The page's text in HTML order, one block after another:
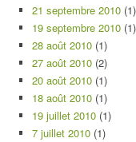
21 septembre 2010 (1)
19 septembre 2010 (1)
28 août 2010 (1)
27 août 2010 (2)
20 août 2010 (1)
18 août 2010 (1)
19 juillet 2010 (1)
7 juillet 2010 (1)